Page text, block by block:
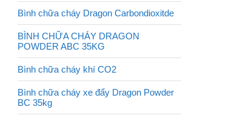
Bình chữa cháy Dragon Carbondioxitde
BÌNH CHỮA CHÁY DRAGON
POWDER ABC 35KG
Bình chữa cháy khí CO2
Bình chữa cháy xe đẩy Dragon Powder
BC 35kg